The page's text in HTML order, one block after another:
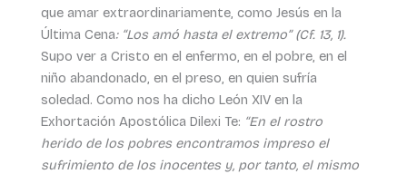
que amar extraordinariamente, como Jesús en la
Última Cena: “Los amó hasta el extremo” (Cf. 13, 1).
Supo ver a Cristo en el enfermo, en el pobre, en el
niño abandonado, en el preso, en quien sufría
soledad. Como nos ha dicho León XIV en la
Exhortación Apostólica Dilexi Te: “En el rostro
herido de los pobres encontramos impreso el
sufrimiento de los inocentes y, por tanto, el mismo